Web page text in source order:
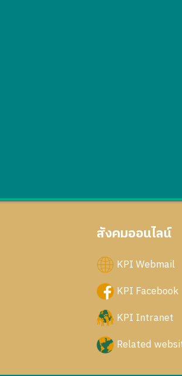
สังคมออนไลน์
KPI Webmail
KPI Facebook
KPI Intranet
Related